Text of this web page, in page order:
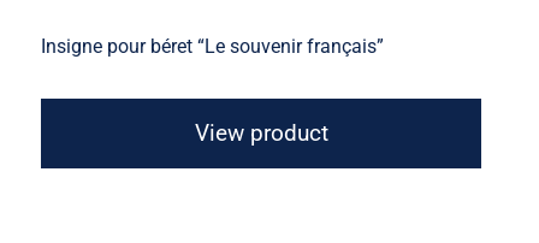
Insigne pour béret “Le souvenir français”
View product